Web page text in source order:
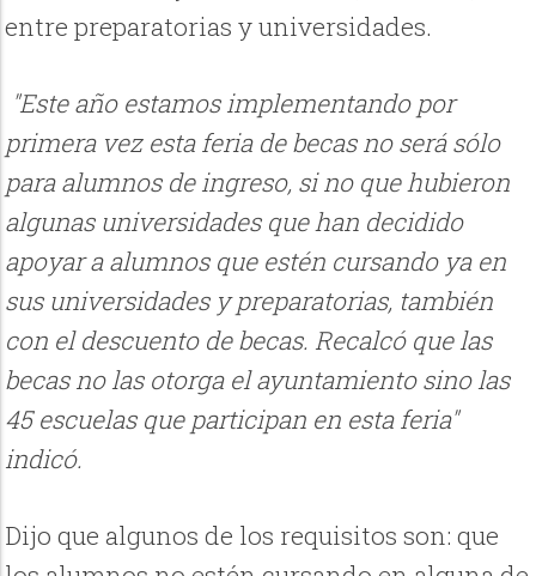
entre preparatorias y universidades.
"Este año estamos implementando por
primera vez esta feria de becas no será sólo
para alumnos de ingreso, si no que hubieron
algunas universidades que han decidido
apoyar a alumnos que estén cursando ya en
sus universidades y preparatorias, también
con el descuento de becas. Recalcó que las
becas no las otorga el ayuntamiento sino las
45 escuelas que participan en esta feria"
indicó.
Dijo que algunos de los requisitos son: que